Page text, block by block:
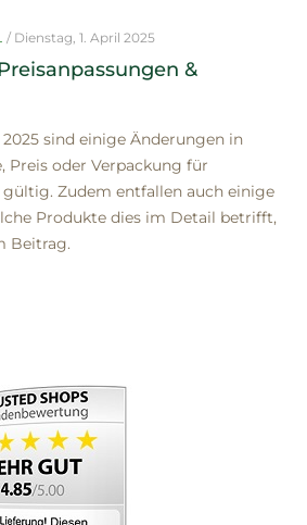
/ Dienstag, 1. April 2025
&
sind einige Änderungen in
Preis oder Verpackung für
Zudem entfallen auch einige
Produkte dies im Detail betrifft,
Beitrag.